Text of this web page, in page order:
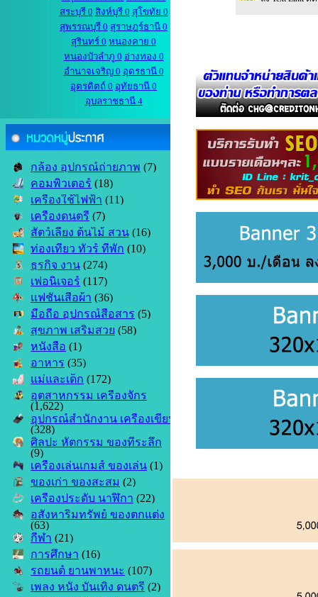
สระบุรี 0 สิงห์บุรี 0 สุโขทัย 0
สุพรรณบุรี 0 สุราษฎร์ธานี 0
สุรินทร์ 0 หนองคาย 0
หนองบัวลำภู 0 อ่างทอง 0
อำนาจเจริญ 0 อุดรธานี 0
อุตรดิตถ์ 0 อุทัยธานี 0
อุบลราชธานี 4